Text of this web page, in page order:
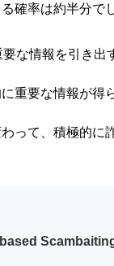
確率は約半分で
な情報を引き出
重要な情報が得
って、積極的